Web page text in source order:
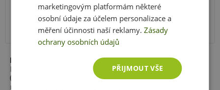
Minimální trvanlivost:Viz. obal
Upozornění:Doplněk stravy. Potravina vhodná zejména
Nepřekračujte doporučené denní dávkování. Ukládejte
mimo dosah dětí! Není vhodné pro děti, těhotné a kojící
ženy. Skladujte v suchu a při teplotě do 25 °C.
Nutriční hodnoty
1 kapsle
Vitamin K2 (jako MK-7)
45 ug
Další složení:
Triglyceridy se středním řetězcem,
kapsle (želatina), zvlhčovadlo (glycerol), menachinon
(vitamín K2), čištěná voda, extrakt z praženého
rohovníku
marketingovým platformám některé
osobní údaje za účelem personalizace a
měření účinnosti naší reklamy.Zásady
ochrany osobních údajů
PŘIJMOUT VŠE